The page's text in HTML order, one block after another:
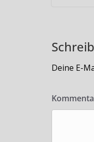
Deine E-